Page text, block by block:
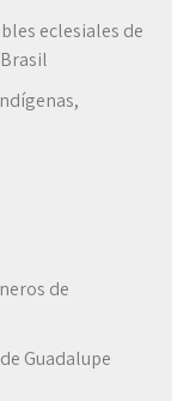
eclesiales de
de
Guadalupe